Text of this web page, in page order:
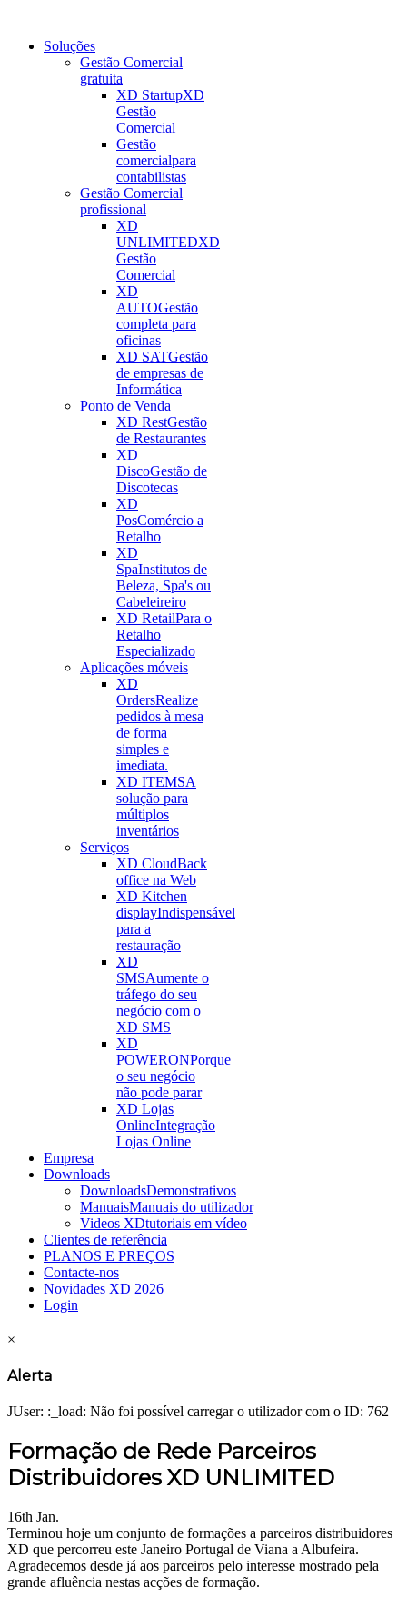
Soluções
Gestão Comercial
gratuita
XD StartupXD
Gestão
Comercial
Gestão
comercialpara
contabilistas
Gestão Comercial
profissional
XD
UNLIMITEDXD
Gestão
Comercial
XD
AUTOGestão
completa para
oficinas
XD SATGestão
de empresas de
Informática
Ponto de Venda
XD RestGestão
de Restaurantes
XD
DiscoGestão de
Discotecas
XD
PosComércio a
Retalho
XD
SpaInstitutos de
Beleza, Spa's ou
Cabeleireiro
XD RetailPara o
Retalho
Especializado
Aplicações móveis
XD
OrdersRealize
pedidos à mesa
de forma
simples e
imediata.
XD ITEMSA
solução para
múltiplos
inventários
Serviços
XD CloudBack
office na Web
XD Kitchen
displayIndispensável
para a
restauração
XD
SMSAumente o
tráfego do seu
negócio com o
XD SMS
XD
POWERONPorque
o seu negócio
não pode parar
XD Lojas
OnlineIntegração
Lojas Online
Empresa
Downloads
DownloadsDemonstrativos
ManuaisManuais do utilizador
Videos XDtutoriais em vídeo
Clientes de referência
PLANOS E PREÇOS
Contacte-nos
Novidades XD 2026
Login
×
Alerta
JUser: :_load: Não foi possível carregar o utilizador com o ID: 762
Formação de Rede Parceiros
Distribuidores XD UNLIMITED
16th Jan.
Terminou hoje um conjunto de formações a parceiros distribuidores
XD que percorreu este Janeiro Portugal de Viana a Albufeira.
Agradecemos desde já aos parceiros pelo interesse mostrado pela
grande afluência nestas acções de formação.